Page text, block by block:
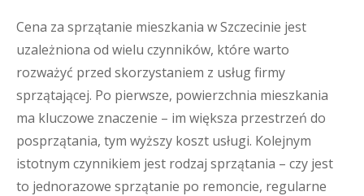
Cena za sprzątanie mieszkania w Szczecinie jest
uzależniona od wielu czynników, które warto
rozważyć przed skorzystaniem z usług firmy
sprzątającej. Po pierwsze, powierzchnia mieszkania
ma kluczowe znaczenie – im większa przestrzeń do
posprzątania, tym wyższy koszt usługi. Kolejnym
istotnym czynnikiem jest rodzaj sprzątania – czy jest
to jednorazowe sprzątanie po remoncie, regularne